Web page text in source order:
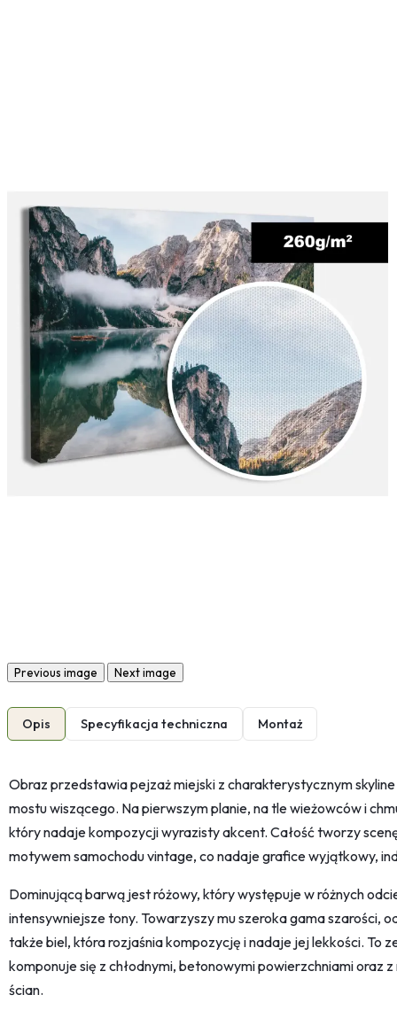
Previous image Next image
Opis Specyfikacja techniczna Montaż
Obraz przedstawia pejzaż miejski z charakterystycznym
mostu wiszącego. Na pierwszym planie, na tle wieżowców i
który nadaje kompozycji wyrazisty akcent. Całość tworzy
motywem samochodu vintage, co nadaje grafice wyjątkowy,
Dominującą barwą jest różowy, który występuje w różnych
intensywniejsze tony. Towarzyszy mu szeroka gama szarości,
także biel, która rozjaśnia kompozycję i nadaje jej lekkości. To
komponuje się z chłodnymi, betonowymi powierzchniami oraz
ścian.